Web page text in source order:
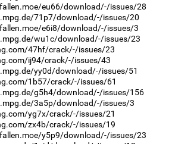
eu66/download/-/issues/28
71p7/download/-/issues/20
e6i8/download/-/issues/3
wu1c/download/-/issues/23
47hf/crack/-/issues/23
ij94/crack/-/issues/43
yy0d/download/-/issues/51
1b57/crack/-/issues/61
g5h4/download/-/issues/156
3a5p/download/-/issues/3
yg7x/crack/-/issues/21
zx4b/crack/-/issues/19
y5p9/download/-/issues/23